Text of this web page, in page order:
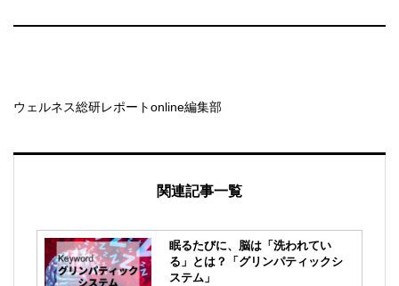
ウェルネス総研レポートonline編集部
関連記事一覧
眠るたびに、脳は「洗われてい
る」とは？「グリンパティックシ
ステム」